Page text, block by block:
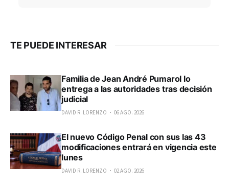
TE PUEDE INTERESAR
Familia de Jean André Pumarol lo
entrega a las autoridades tras decisión
judicial
DAVID R. LORENZO 06 AGO. 2026
El nuevo Código Penal con sus las 43
modificaciones entrará en vigencia este
lunes
DAVID R. LORENZO 02 AGO. 2026